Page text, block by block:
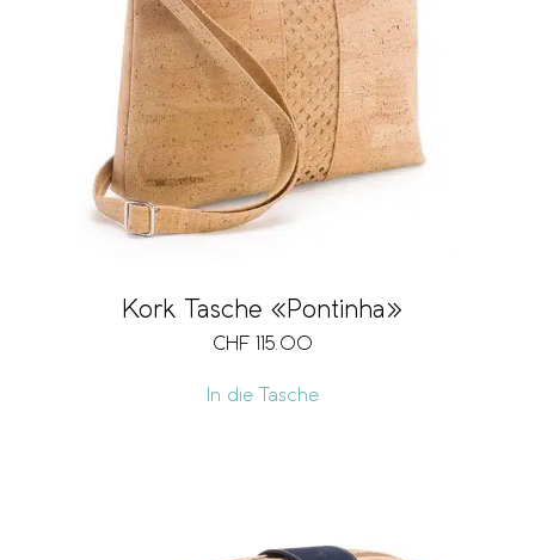
Kork Tasche «Pontinha»
CHF 115.00
In die Tasche